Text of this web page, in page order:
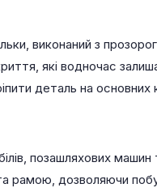
виконаний з
які водночас
деталь на
позашляхових машин
дозволяючи